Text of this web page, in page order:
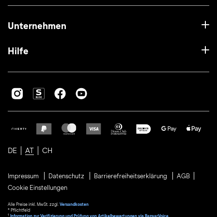
Unternehmen
Hilfe
DE AT CH
Impressum Datenschutz Barrierefreiheitserklärung
AGB
Cookie Einstellungen
Alle Preise inkl. MwSt. zzgl. Versandkosten
* Pflichtfeld
1 Information zur Verifizierung und Prüfung von Artikelbewertungen via BazaarVoice